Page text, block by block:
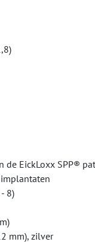
de EickLoxx SPP®
8)
mm), zilver